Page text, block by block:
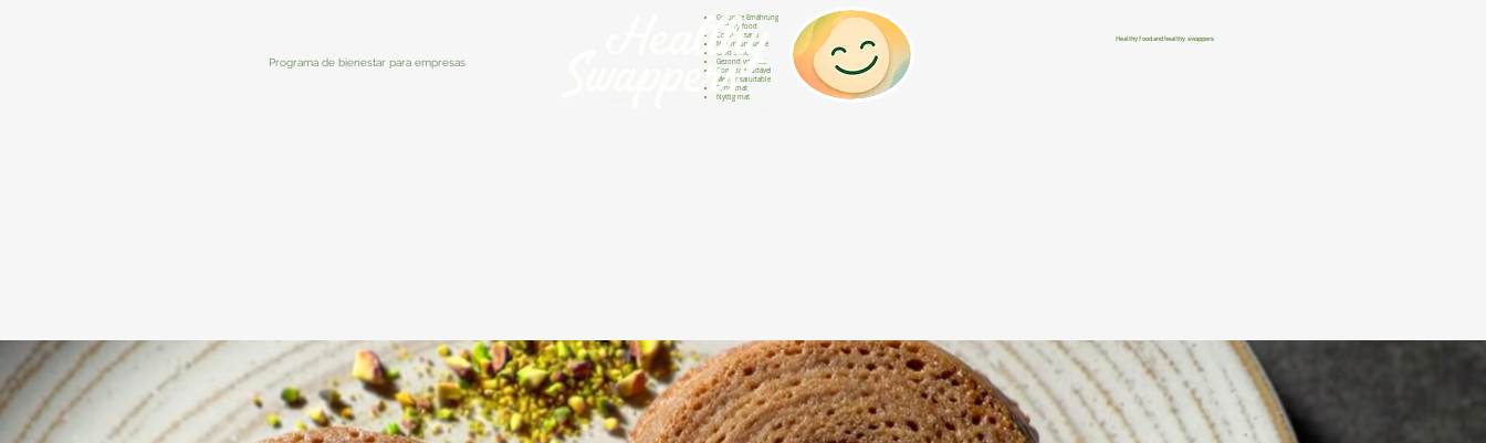
Programa de bienestar para empresas
Gesunde Ernährung
Healthy food
Comida sana
Nourriture saine
Cibo sano
Gezond voedsel
Comida saudável
Menjar saludable
Sunn mat
Nyttig mat
Healthy food and healthy swappers